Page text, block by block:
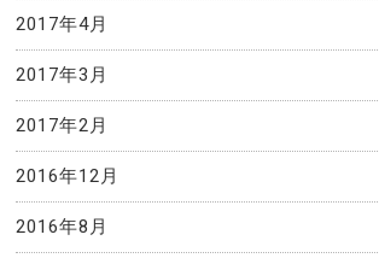
2017年4月
2017年3月
2017年2月
2016年12月
2016年8月